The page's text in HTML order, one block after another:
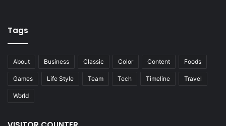
Tags
About Business Classic Color Content Foods
Games Life Style Team Tech Timeline Travel
World